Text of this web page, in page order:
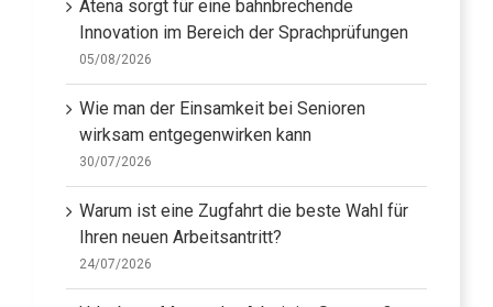
Atena sorgt für eine bahnbrechende
Innovation im Bereich der Sprachprüfungen
05/08/2026
Wie man der Einsamkeit bei Senioren
wirksam entgegenwirken kann
30/07/2026
Warum ist eine Zugfahrt die beste Wahl für
Ihren neuen Arbeitsantritt?
24/07/2026